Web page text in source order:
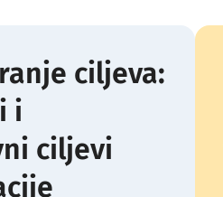
ciljeva:
i
ciljevi